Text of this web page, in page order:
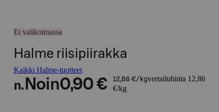
Ei valikoimassa
Halme riisipiirakka
Kaikki Halme-tuotteet
n. Noin0,90 € 12,86 €/kgvertailuhinta 12,86
€/kg